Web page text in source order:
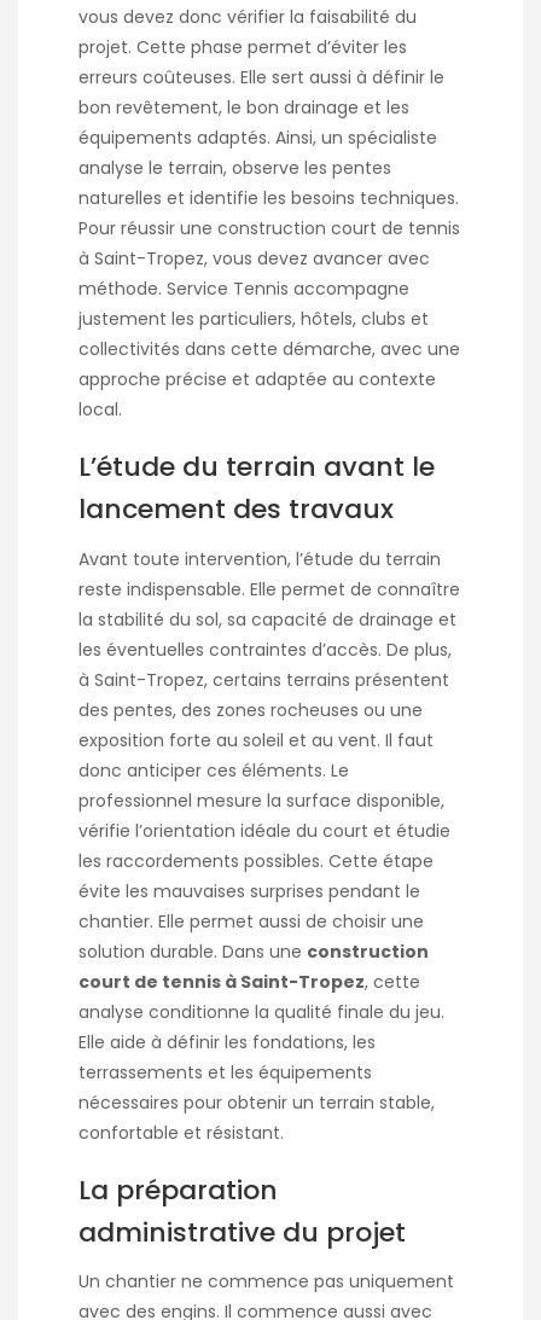
vous devez donc vérifier la faisabilité du
projet. Cette phase permet d’éviter les
erreurs coûteuses. Elle sert aussi à définir le
bon revêtement, le bon drainage et les
équipements adaptés. Ainsi, un spécialiste
analyse le terrain, observe les pentes
naturelles et identifie les besoins techniques.
Pour réussir une construction court de tennis
à Saint-Tropez, vous devez avancer avec
méthode. Service Tennis accompagne
justement les particuliers, hôtels, clubs et
collectivités dans cette démarche, avec une
approche précise et adaptée au contexte
local.
L’étude du terrain avant le
lancement des travaux
Avant toute intervention, l’étude du terrain
reste indispensable. Elle permet de connaître
la stabilité du sol, sa capacité de drainage et
les éventuelles contraintes d’accès. De plus,
à Saint-Tropez, certains terrains présentent
des pentes, des zones rocheuses ou une
exposition forte au soleil et au vent. Il faut
donc anticiper ces éléments. Le
professionnel mesure la surface disponible,
vérifie l’orientation idéale du court et étudie
les raccordements possibles. Cette étape
évite les mauvaises surprises pendant le
chantier. Elle permet aussi de choisir une
solution durable. Dans une construction
court de tennis à Saint-Tropez, cette
analyse conditionne la qualité finale du jeu.
Elle aide à définir les fondations, les
terrassements et les équipements
nécessaires pour obtenir un terrain stable,
confortable et résistant.
La préparation
administrative du projet
Un chantier ne commence pas uniquement
avec des engins. Il commence aussi avec